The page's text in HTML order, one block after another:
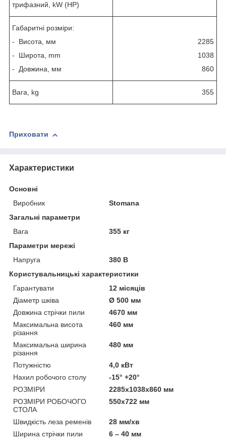
трифазний, kW (HP)
Габаритні розміри:
- Висота, мм
- Широта, mm
- Довжина, мм
2285
1038
860
Вага, kg 355
Приховати
Характеристики
Основні
Виробник
Stomana
Загальні параметри
Вага
355 кг
Параметри мережі
Напруга
380 В
Користувальницькі характеристики
Гарантувати
12 місяців
Діаметр шківа
Ø 500 мм
Довжина стрічки пили
4670 мм
Максимальна висота
різання
460 мм
Максимальна ширина
різання
480 мм
Потужністю
4,0 кВт
Нахил робочого столу
-15° +20°
РОЗМІРИ
2285x1038x860 мм
РОЗМІРИ РОБОЧОГО
СТОЛА
550x722 мм
Швидкість леза ременів
28 мм/хв
Ширина стрічки пили
6 – 40 мм